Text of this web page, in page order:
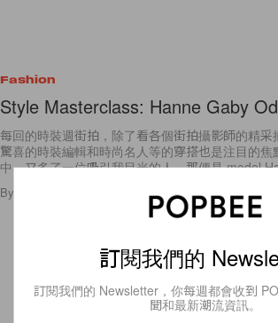
Fashion
Style Masterclass: Hanne Gaby
每回的時裝週街拍，除了看各個街拍攝影師的精
驚喜的時裝編輯和時尚名人等的穿搭也是注目的焦
中，又多了一位吸引我目光的人，那便是 model
By
訂閱我們的
訂閱我們的 Newsletter，你每週都會收到
聞和最新潮流資訊。